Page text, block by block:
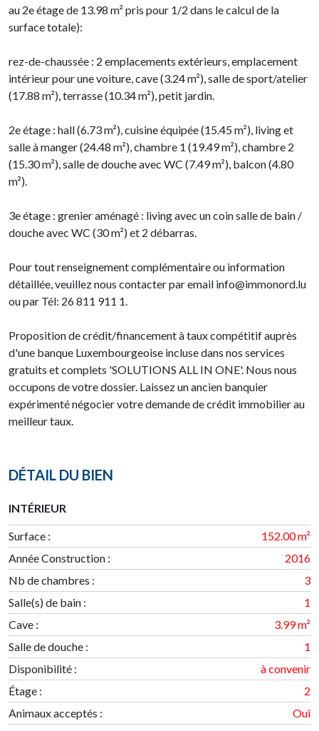
au 2e étage de 13.98 m² pris pour 1/2 dans le calcul de la
surface totale):
rez-de-chaussée : 2 emplacements extérieurs, emplacement
intérieur pour une voiture, cave (3.24 m²), salle de sport/atelier
(17.88 m²), terrasse (10.34 m²), petit jardin.
2e étage : hall (6.73 m²), cuisine équipée (15.45 m²), living et
salle à manger (24.48 m²), chambre 1 (19.49 m²), chambre 2
(15.30 m²), salle de douche avec WC (7.49 m²), balcon (4.80
m²).
3e étage : grenier aménagé : living avec un coin salle de bain /
douche avec WC (30 m²) et 2 débarras.
Pour tout renseignement complémentaire ou information
détaillée, veuillez nous contacter par email info@immonord.lu
ou par Tél: 26 811 911 1.
Proposition de crédit/financement à taux compétitif auprès
d'une banque Luxembourgeoise incluse dans nos services
gratuits et complets 'SOLUTIONS ALL IN ONE'. Nous nous
occupons de votre dossier. Laissez un ancien banquier
expérimenté négocier votre demande de crédit immobilier au
meilleur taux.
DÉTAIL DU BIEN
INTÉRIEUR
Surface :
152.00 m²
Année Construction :
2016
Nb de chambres :
3
Salle(s) de bain :
1
Cave :
3.99 m²
Salle de douche :
1
Disponibilité :
à convenir
Étage :
2
Animaux acceptés :
Oui